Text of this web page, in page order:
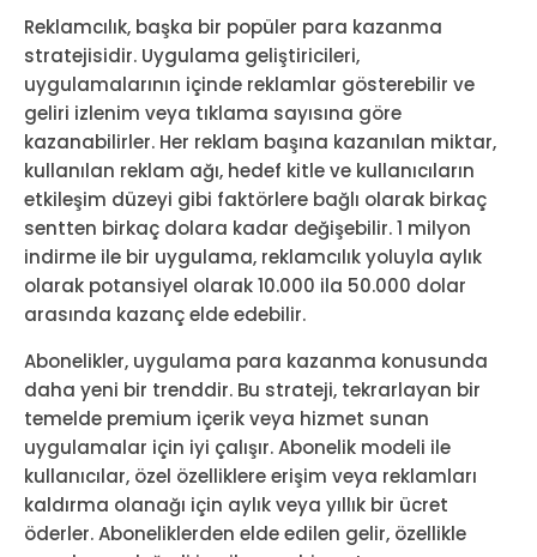
Reklamcılık, başka bir popüler para kazanma
stratejisidir. Uygulama geliştiricileri,
uygulamalarının içinde reklamlar gösterebilir ve
geliri izlenim veya tıklama sayısına göre
kazanabilirler. Her reklam başına kazanılan miktar,
kullanılan reklam ağı, hedef kitle ve kullanıcıların
etkileşim düzeyi gibi faktörlere bağlı olarak birkaç
sentten birkaç dolara kadar değişebilir. 1 milyon
indirme ile bir uygulama, reklamcılık yoluyla aylık
olarak potansiyel olarak 10.000 ila 50.000 dolar
arasında kazanç elde edebilir.
Abonelikler, uygulama para kazanma konusunda
daha yeni bir trenddir. Bu strateji, tekrarlayan bir
temelde premium içerik veya hizmet sunan
uygulamalar için iyi çalışır. Abonelik modeli ile
kullanıcılar, özel özelliklere erişim veya reklamları
kaldırma olanağı için aylık veya yıllık bir ücret
öderler. Aboneliklerden elde edilen gelir, özellikle